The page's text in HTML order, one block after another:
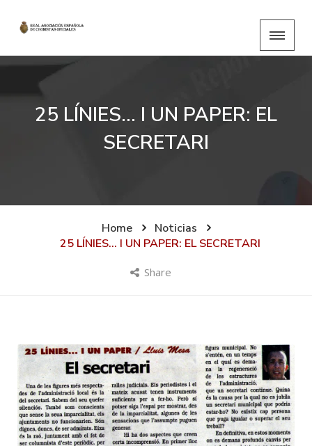
25 LÍNIES… I UN PAPER: EL
SECRETARI
Home
Noticias
25 LÍNIES… I UN PAPER: EL SECRETARI
Share